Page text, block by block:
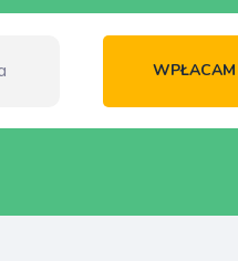
WPŁACAM